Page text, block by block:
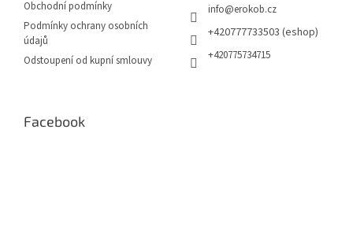
Obchodní podmínky
Podmínky ochrany osobních
údajů
Odstoupení od kupní smlouvy
info@erokob.cz
+420777733503 (eshop)
+420775734715
Facebook